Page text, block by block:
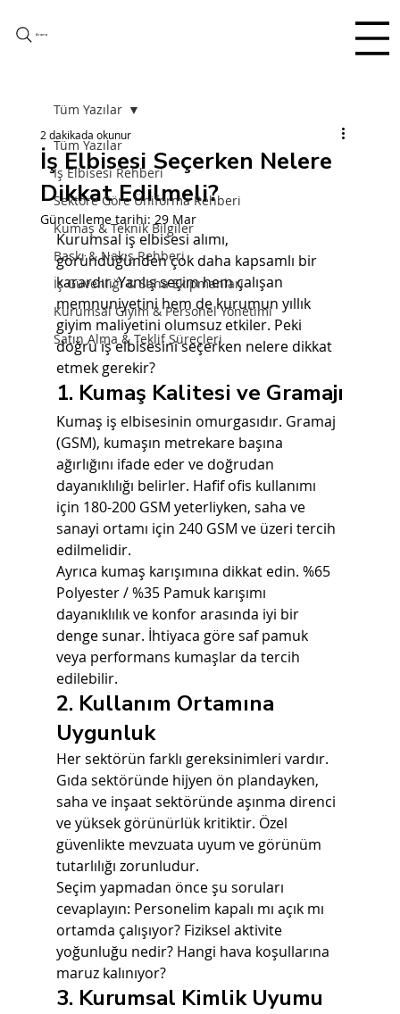
Arama
Tüm Yazılar
İş Elbisesi Rehberi
Sektöre Göre Üniforma Rehberi
Kumaş & Teknik Bilgiler
Baskı & Nakış Rehberi
İş Güvenliği & Saha Ekipmanları
Kurumsal Giyim & Personel Yönetimi
Satın Alma & Teklif Süreçleri
Tüm Yazılar
İş Elbisesi Seçerken Nelere
Dikkat Edilmeli?
2 dakikada okunur
Güncelleme tarihi: 29 Mar
Kurumsal iş elbisesi alımı,
göründüğünden çok daha kapsamlı bir
karardır. Yanlış seçim hem çalışan
memnuniyetini hem de kurumun yıllık
giyim maliyetini olumsuz etkiler. Peki
doğru iş elbisesini seçerken nelere dikkat
etmek gerekir?
1. Kumaş Kalitesi ve Gramajı
Kumaş iş elbisesinin omurgasıdır. Gramaj
(GSM), kumaşın metrekare başına
ağırlığını ifade eder ve doğrudan
dayanıklılığı belirler. Hafif ofis kullanımı
için 180-200 GSM yeterliyken, saha ve
sanayi ortamı için 240 GSM ve üzeri tercih
edilmelidir.
Ayrıca kumaş karışımına dikkat edin. %65
Polyester / %35 Pamuk karışımı
dayanıklılık ve konfor arasında iyi bir
denge sunar. İhtiyaca göre saf pamuk
veya performans kumaşlar da tercih
edilebilir.
2. Kullanım Ortamına
Uygunluk
Her sektörün farklı gereksinimleri vardır.
Gıda sektöründe hijyen ön plandayken,
saha ve inşaat sektöründe aşınma direnci
ve yüksek görünürlük kritiktir. Özel
güvenlikte mevzuata uyum ve görünüm
tutarlılığı zorunludur.
Seçim yapmadan önce şu soruları
cevaplayın: Personelim kapalı mı açık mı
ortamda çalışıyor? Fiziksel aktivite
yoğunluğu nedir? Hangi hava koşullarına
maruz kalınıyor?
3. Kurumsal Kimlik Uyumu